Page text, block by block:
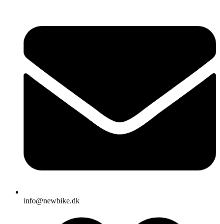
info@newbike.dk